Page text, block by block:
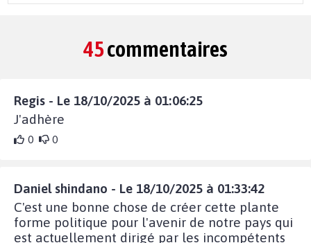
45commentaires
Regis - Le 18/10/2025 à 01:06:25
J'adhère
0 0
Daniel shindano - Le 18/10/2025 à 01:33:42
C'est une bonne chose de créer cette plante
forme politique pour l'avenir de notre pays qui
est actuellement dirigé par les incompétents